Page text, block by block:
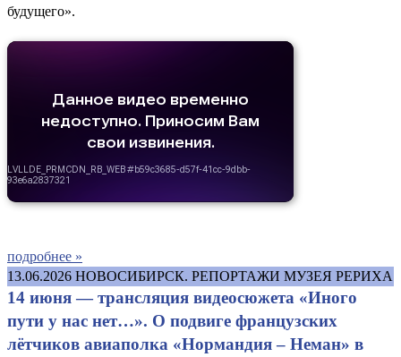
будущего».
подробнее »
13.06.2026 НОВОСИБИРСК. РЕПОРТАЖИ МУЗЕЯ РЕРИХА
14 июня — трансляция видеосюжета «Иного
пути у нас нет…». О подвиге французских
лётчиков авиаполка «Нормандия – Неман» в